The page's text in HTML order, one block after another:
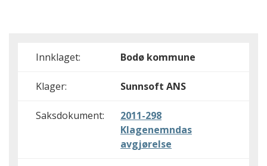
Innklaget: Bodø kommune
Klager: Sunnsoft ANS
Saksdokument:
2011-298
Klagenemndas
avgjørelse